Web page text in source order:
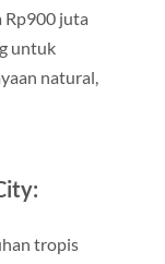
Rp900 juta
untuk
natural,
tropis